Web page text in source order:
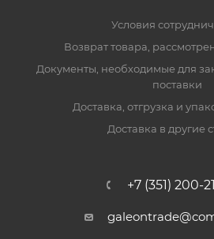
Условия
Возврат товара,
Документы, необходимые для
поставки
Доставка, отгрузка и
Доставка в другие
+7 (351) 200-